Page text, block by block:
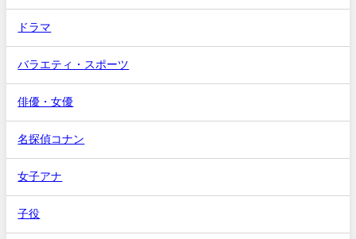
ドラマ
バラエティ・スポーツ
俳優・女優
名探偵コナン
女子アナ
子役